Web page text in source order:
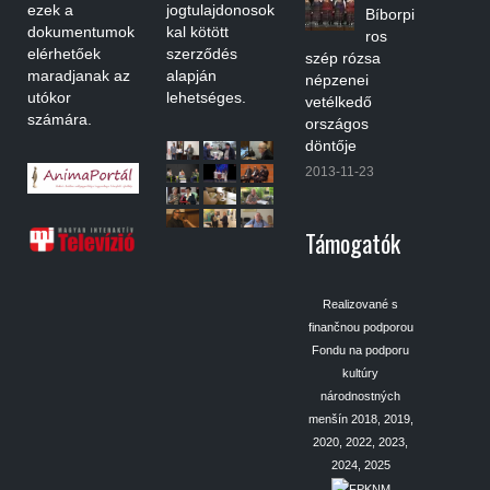
ezek a
dokumentumok
elérhetőek
maradjanak az
utókor
számára.
jogtulajdonosok
kal kötött
szerződés
alapján
lehetséges.
Bíborpi
ros
szép rózsa
népzenei
vetélkedő
országos
döntője
2013-11-23
Támogatók
Realizované s
finančnou podporou
Fondu na podporu
kultúry
národnostných
menšín 2018, 2019,
2020, 2022, 2023,
2024, 2025